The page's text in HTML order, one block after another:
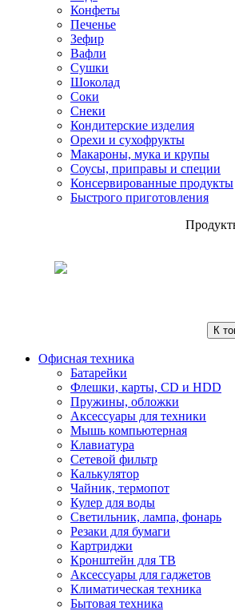
Конфеты
Печенье
Зефир
Вафли
Сушки
Шоколад
Соки
Снеки
Кондитерские изделия
Орехи и сухофрукты
Макароны, мука и крупы
Соусы, приправы и специи
Консервированные продукты
Быстрого приготовления
К
Офисная техника
Батарейки
Флешки, карты, CD и HDD
Пружины, обложки
Аксессуары для техники
Мышь компьютерная
Клавиатура
Сетевой фильтр
Калькулятор
Чайник, термопот
Кулер для воды
Светильник, лампа, фонарь
Резаки для бумаги
Картриджи
Кронштейн для ТВ
Аксессуары для гаджетов
Климатическая техника
Бытовая техника